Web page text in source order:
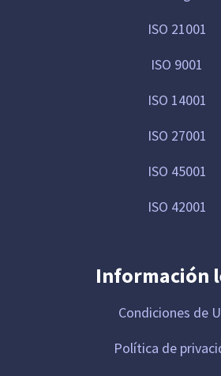
ISO 21001
ISO 9001
ISO 14001
ISO 27001
ISO 45001
ISO 42001
Información
Condiciones de
Política de